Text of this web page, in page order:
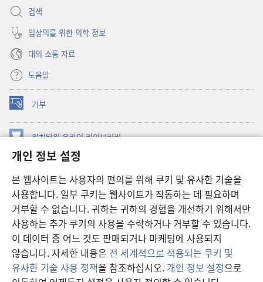
개인 정보 설정
본 웹사이트는 사용자의 편의를 위해 쿠키 및 유사한 기술을
사용합니다. 일부 쿠키는 웹사이트가 작동하는 데 필요하며
거부할 수 없습니다. 귀하는 귀하의 경험을 개선하기 위해서만
사용하는 추가 쿠키의 사용을 수락하거나 거부할 수 있습니다.
이 데이터 중 어느 것도 판매되거나 마케팅에 사용되지
않습니다. 자세한 내용은 전 세계적으로 적용되는 쿠키 및
유사한 기술 사용 정책을 참조하십시오. 개인 정보 설정으로
검색
임상의를 위한 의학 정보
대외 소통 자료
도움말
기부
(새로운
창
열기) 워치타워 온라인 라이브러리
창
JW Hub ®
창
열기) JW 라이브러리
워치타워 라이브러리
Copyright© 2026 Watch Tower Bible and Tract Society of Pennsylvania.